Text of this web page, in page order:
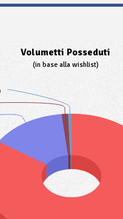
Volumetti Posseduti
(in base alla wishlist)